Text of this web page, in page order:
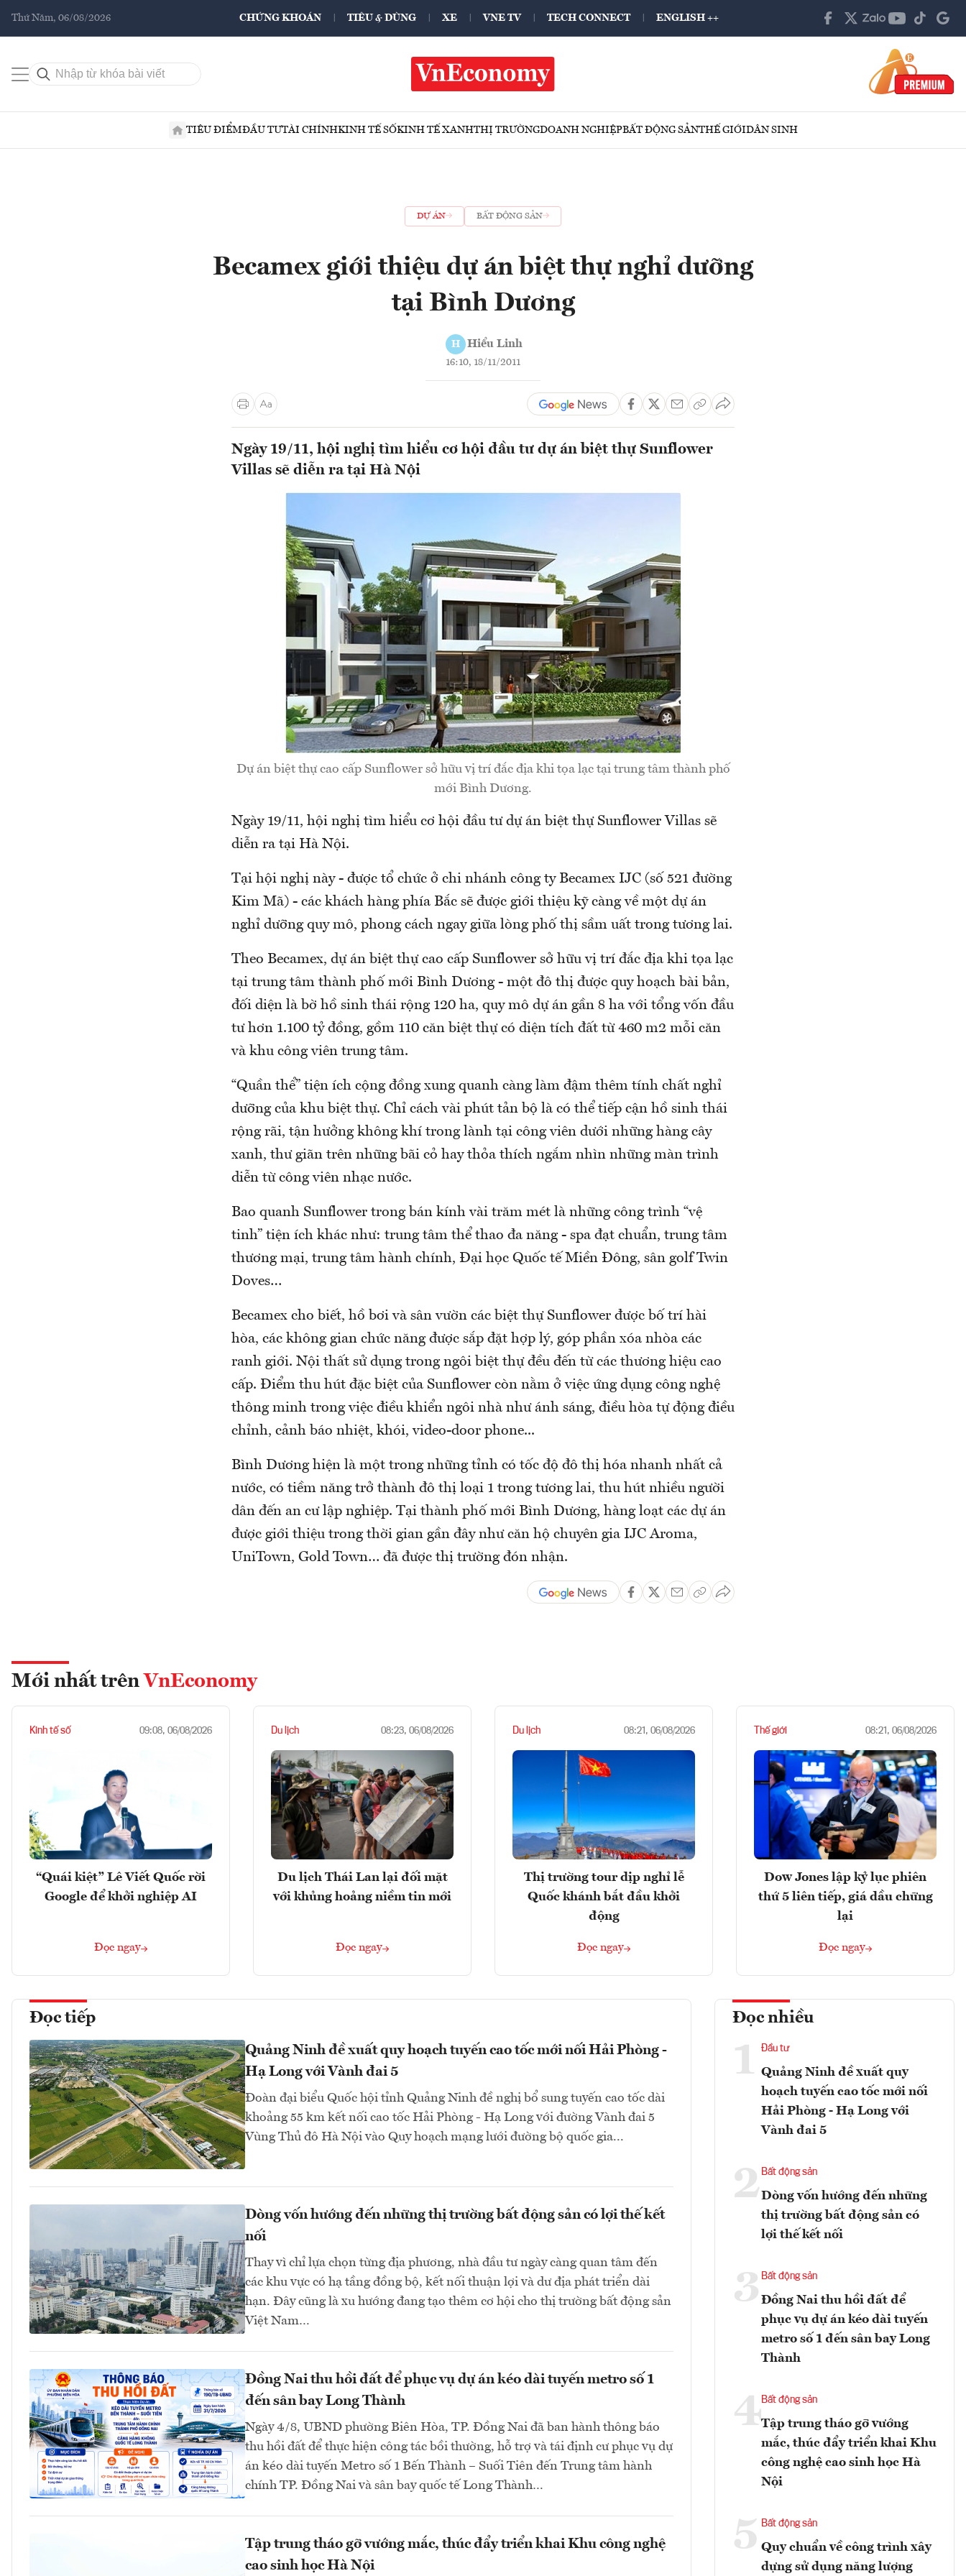
Thứ Năm, 06/08/2026 CHỨNG KHOÁN TIÊU & DÙNG XE VNE TV TECH CONNECT ENGLISH ++
TIÊU ĐIỂMĐẦU TƯTÀI CHÍNHKINH TẾ SỐKINH TẾ XANHTHỊ TRƯỜNGDOANH NGHIỆPBẤT ĐỘNG SẢNTHẾ GIỚIDÂN SINH
DỰ ÁN BẤT ĐỘNG SẢN
Becamex giới thiệu dự án biệt thự nghỉ dưỡng
tại Bình Dương
H Hiểu Linh
16:10, 18/11/2011
Ngày 19/11, hội nghị tìm hiểu cơ hội đầu tư dự án biệt thự Sunflower
Villas sẽ diễn ra tại Hà Nội
Dự án biệt thự cao cấp Sunflower sở hữu vị trí đắc địa khi tọa lạc tại trung tâm thành phố
mới Bình Dương.
Ngày 19/11, hội nghị tìm hiểu cơ hội đầu tư dự án biệt thự Sunflower Villas sẽ
diễn ra tại Hà Nội.
Tại hội nghị này - được tổ chức ở chi nhánh công ty Becamex IJC (số 521 đường
Kim Mã) - các khách hàng phía Bắc sẽ được giới thiệu kỹ càng về một dự án
nghỉ dưỡng quy mô, phong cách ngay giữa lòng phố thị sầm uất trong tương lai.
Theo Becamex, dự án biệt thự cao cấp Sunflower sở hữu vị trí đắc địa khi tọa lạc
tại trung tâm thành phố mới Bình Dương - một đô thị được quy hoạch bài bản,
đối diện là bờ hồ sinh thái rộng 120 ha, quy mô dự án gần 8 ha với tổng vốn đầu
tư hơn 1.100 tỷ đồng, gồm 110 căn biệt thự có diện tích đất từ 460 m2 mỗi căn
và khu công viên trung tâm.
“Quần thể” tiện ích cộng đồng xung quanh càng làm đậm thêm tính chất nghỉ
dưỡng của khu biệt thự. Chỉ cách vài phút tản bộ là có thể tiếp cận hồ sinh thái
rộng rãi, tận hưởng không khí trong lành tại công viên dưới những hàng cây
xanh, thư giãn trên những bãi cỏ hay thỏa thích ngắm nhìn những màn trình
diễn từ công viên nhạc nước.
Bao quanh Sunflower trong bán kính vài trăm mét là những công trình “vệ
tinh” tiện ích khác như: trung tâm thể thao đa năng - spa đạt chuẩn, trung tâm
thương mại, trung tâm hành chính, Đại học Quốc tế Miền Đông, sân golf Twin
Doves…
Becamex cho biết, hồ bơi và sân vườn các biệt thự Sunflower được bố trí hài
hòa, các không gian chức năng được sắp đặt hợp lý, góp phần xóa nhòa các
ranh giới. Nội thất sử dụng trong ngôi biệt thự đều đến từ các thương hiệu cao
cấp. Điểm thu hút đặc biệt của Sunflower còn nằm ở việc ứng dụng công nghệ
thông minh trong việc điều khiển ngôi nhà như ánh sáng, điều hòa tự động điều
chỉnh, cảnh báo nhiệt, khói, video-door phone...
Bình Dương hiện là một trong những tỉnh có tốc độ đô thị hóa nhanh nhất cả
nước, có tiềm năng trở thành đô thị loại 1 trong tương lai, thu hút nhiều người
dân đến an cư lập nghiệp. Tại thành phố mới Bình Dương, hàng loạt các dự án
được giới thiệu trong thời gian gần đây như căn hộ chuyên gia IJC Aroma,
UniTown, Gold Town… đã được thị trường đón nhận.
Mới nhất trên VnEconomy
Kinh tế số 09:08, 06/08/2026
“Quái kiệt” Lê Viết Quốc rời
Google để khởi nghiệp AI
Đọc ngay
Du lịch 08:23, 06/08/2026
Du lịch Thái Lan lại đối mặt
với khủng hoảng niềm tin mới
Đọc ngay
Du lịch 08:21, 06/08/2026
Thị trường tour dịp nghỉ lễ
Quốc khánh bắt đầu khởi
động
Đọc ngay
Thế giới 08:21, 06/08/2026
Dow Jones lập kỷ lục phiên
thứ 5 liên tiếp, giá dầu chững
lại
Đọc ngay
Đọc tiếp
Quảng Ninh đề xuất quy hoạch tuyến cao tốc mới nối Hải Phòng -
Hạ Long với Vành đai 5
Đoàn đại biểu Quốc hội tỉnh Quảng Ninh đề nghị bổ sung tuyến cao tốc dài
khoảng 55 km kết nối cao tốc Hải Phòng - Hạ Long với đường Vành đai 5
Vùng Thủ đô Hà Nội vào Quy hoạch mạng lưới đường bộ quốc gia...
Dòng vốn hướng đến những thị trường bất động sản có lợi thế kết
nối
Thay vì chỉ lựa chọn từng địa phương, nhà đầu tư ngày càng quan tâm đến
các khu vực có hạ tầng đồng bộ, kết nối thuận lợi và dư địa phát triển dài
hạn. Đây cũng là xu hướng đang tạo thêm cơ hội cho thị trường bất động sản
Việt Nam…
Đồng Nai thu hồi đất để phục vụ dự án kéo dài tuyến metro số 1
đến sân bay Long Thành
Ngày 4/8, UBND phường Biên Hòa, TP. Đồng Nai đã ban hành thông báo
thu hồi đất để thực hiện công tác bồi thường, hỗ trợ và tái định cư phục vụ dự
án kéo dài tuyến Metro số 1 Bến Thành – Suối Tiên đến Trung tâm hành
chính TP. Đồng Nai và sân bay quốc tế Long Thành…
Tập trung tháo gỡ vướng mắc, thúc đẩy triển khai Khu công nghệ
cao sinh học Hà Nội
Đọc nhiều
1 Đầu tư
Quảng Ninh đề xuất quy
hoạch tuyến cao tốc mới nối
Hải Phòng - Hạ Long với
Vành đai 5
2Bất động sản
Dòng vốn hướng đến những
thị trường bất động sản có
lợi thế kết nối
3 Bất động sản
Đồng Nai thu hồi đất để
phục vụ dự án kéo dài tuyến
metro số 1 đến sân bay Long
Thành
4Bất động sản
Tập trung tháo gỡ vướng
mắc, thúc đẩy triển khai Khu
công nghệ cao sinh học Hà
Nội
5 Bất động sản
Quy chuẩn về công trình xây
dựng sử dụng năng lượng